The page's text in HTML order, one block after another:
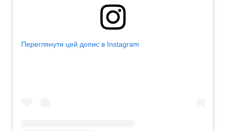
Переглянути цей допис в Instagram